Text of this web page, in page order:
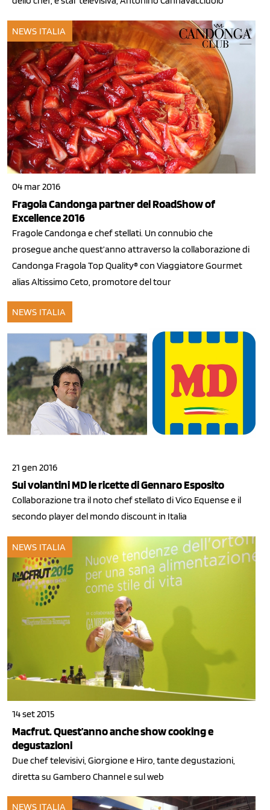
NEWS ITALIA
04 mar 2016
Fragola Candonga partner del RoadShow of
Excellence 2016
Fragole Candonga e chef stellati. Un connubio che
prosegue anche quest’anno attraverso la collaborazione di
Candonga Fragola Top Quality® con Viaggiatore Gourmet
alias Altissimo Ceto, promotore del tour
NEWS ITALIA
21 gen 2016
Sui volantini MD le ricette di Gennaro Esposito
Collaborazione tra il noto chef stellato di Vico Equense e il
secondo player del mondo discount in Italia
NEWS ITALIA
14 set 2015
Macfrut. Quest’anno anche show cooking e
degustazioni
Due chef televisivi, Giorgione e Hiro, tante degustazioni,
diretta su Gambero Channel e sul web
NEWS ITALIA